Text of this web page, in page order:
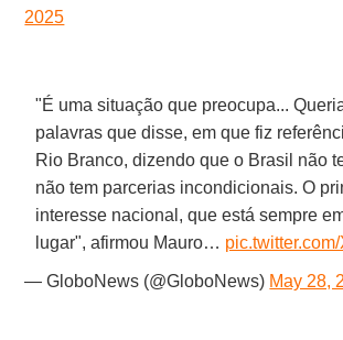
2025
"É uma situação que preocupa...
palavras que disse, em que fiz
Rio Branco, dizendo que o Brasil não
não tem parcerias incondicionais. O
interesse nacional, que está sempre
lugar", afirmou Mauro…
— GloboNews (@GloboNews) May 28,